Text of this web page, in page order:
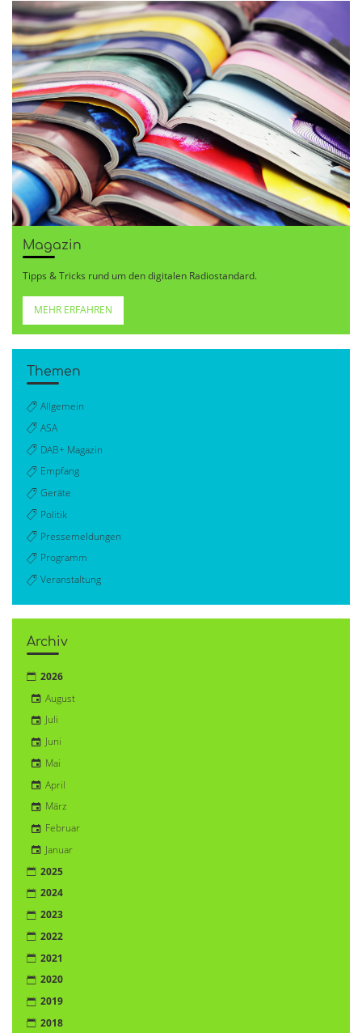
Magazin
Tipps & Tricks rund um den digitalen Radiostandard.
MEHR ERFAHREN
Themen
Allgemein
ASA
DAB+ Magazin
Empfang
Geräte
Politik
Pressemeldungen
Programm
Veranstaltung
Archiv
2026
August
Juli
Juni
Mai
April
März
Februar
Januar
2025
2024
2023
2022
2021
2020
2019
2018